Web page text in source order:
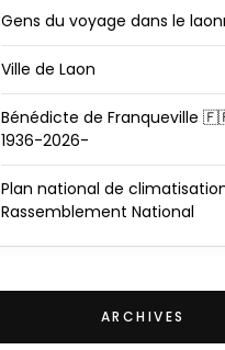
Gens du voyage dans le
Ville de Laon
Bénédicte de Franqueville
1936-2026-
Plan national de
Rassemblement National
ARCHIVES